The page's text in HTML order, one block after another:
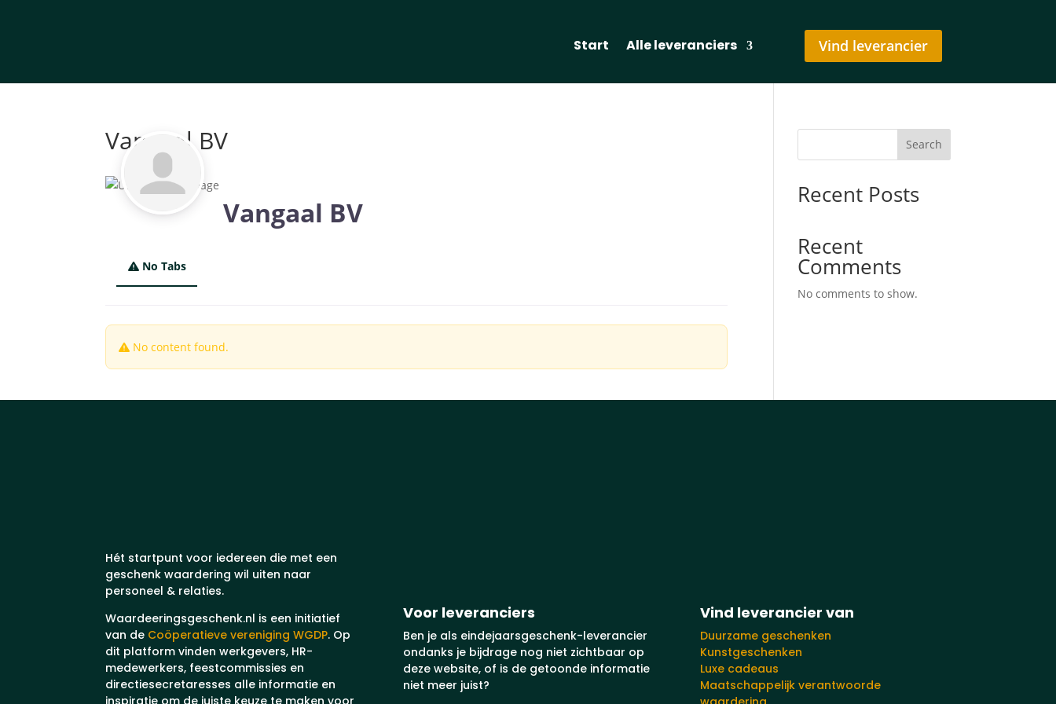
Start Alle leveranciers Vind leverancier
Vangaal BV
Vangaal BV
No Tabs
No content found.
Search
Recent Posts
Recent
Comments
No comments to show.
Hét startpunt voor iedereen die met een
geschenk waardering wil uiten naar
personeel & relaties.
Waardeeringsgeschenk.nl is een initiatief
van de Coöperatieve vereniging WGDP. Op
dit platform vinden werkgevers, HR-
medewerkers, feestcommissies en
directiesecretaresses alle informatie en
inspiratie om de juiste keuze te maken voor
Voor leveranciers
Ben je als eindejaarsgeschenk-leverancier
ondanks je bijdrage nog niet zichtbaar op
deze website, of is de getoonde informatie
niet meer juist?
Vind leverancier van
Duurzame geschenken
Kunstgeschenken
Luxe cadeaus
Maatschappelijk verantwoorde